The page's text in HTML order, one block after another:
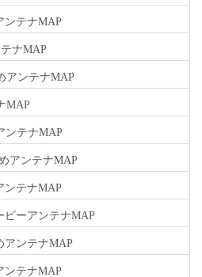
テナMAP
ナMAP
アンテナMAP
MAP
ンテナMAP
アンテナMAP
テナMAP
ーアンテナMAP
ンテナMAP
テナMAP